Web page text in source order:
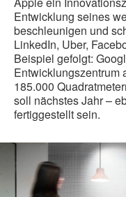
Entwicklung seines
beschleunigen und
LinkedIn, Uber,
Beispiel gefolgt:
Entwicklungszentrum
185.000
soll nächstes Jahr –
fertiggestellt sein.